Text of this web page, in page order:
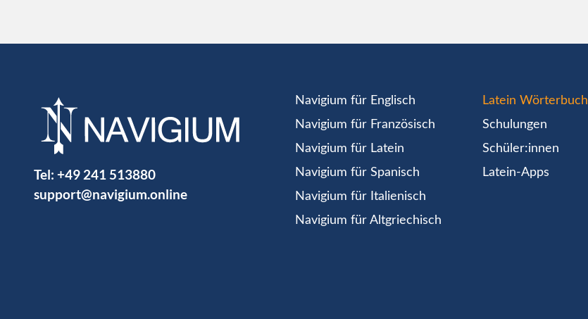
Tel: +49 241 513880
support@navigium.online
Navigium für Englisch
Navigium für Französisch
Navigium für Latein
Navigium für Spanisch
Navigium für Italienisch
Navigium für Altgriechisch
Latein Wörterbuch
Schulungen
Schüler:innen
Latein-Apps